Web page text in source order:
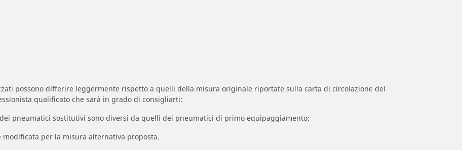
possono differire leggermente rispetto a quelli della misura originale riportate sulla carta di circolazione del
qualificato che sarà in grado di consigliarti:
pneumatici sostitutivi sono diversi da quelli dei pneumatici di primo equipaggiamento;
per la misura alternativa proposta.